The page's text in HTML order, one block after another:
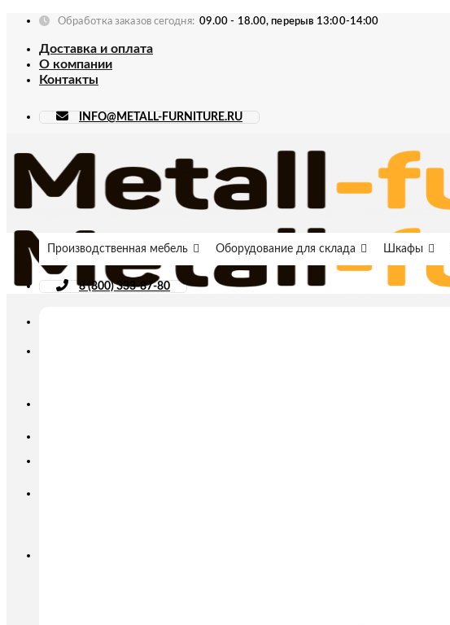
Skip
content
Обработка заказов сегодня: 09.00 - 18.00, перерыв 13:00-14:00
Доставка и оплата
О компании
Контакты
INFO@METALL-FURNITURE.RU
Производственная мебель Оборудование для склада Шкафы
8 (800) 333-87-80